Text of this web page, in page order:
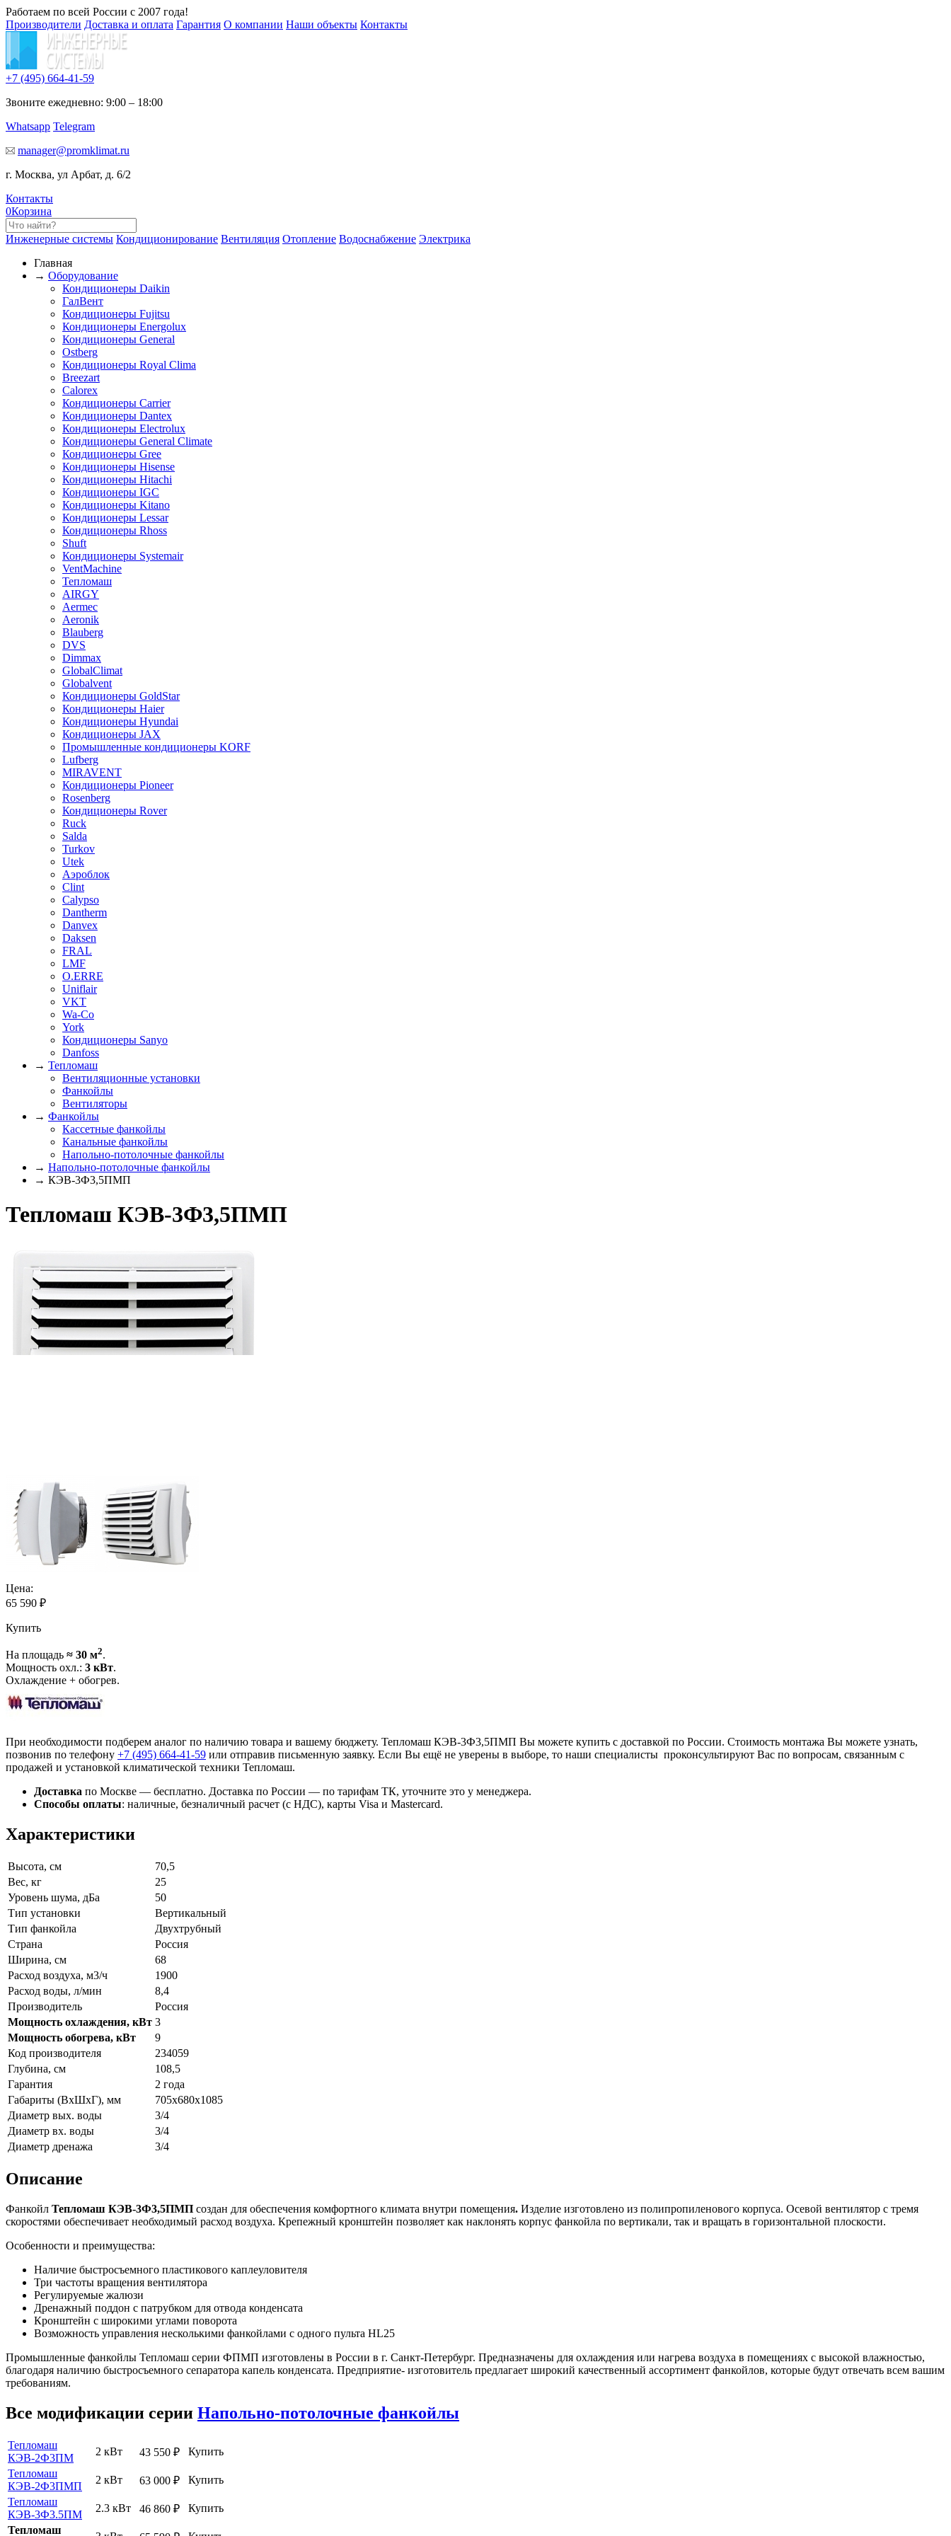
Работаем по всей России с 2007 года!
Производители Доставка и оплата Гарантия О компании Наши объекты Контакты
+7 (495) 664-41-59
Звоните ежедневно: 9:00 – 18:00
Whatsapp Telegram
manager@promklimat.ru
г. Москва, ул Арбат, д. 6/2
Контакты
0Корзина
Инженерные системы Кондиционирование Вентиляция Отопление Водоснабжение Электрика
Главная
→ Оборудование
Кондиционеры Daikin
ГалВент
Кондиционеры Fujitsu
Кондиционеры Energolux
Кондиционеры General
Ostberg
Кондиционеры Royal Clima
Breezart
Calorex
Кондиционеры Carrier
Кондиционеры Dantex
Кондиционеры Electrolux
Кондиционеры General Climate
Кондиционеры Gree
Кондиционеры Hisense
Кондиционеры Hitachi
Кондиционеры IGC
Кондиционеры Kitano
Кондиционеры Lessar
Кондиционеры Rhoss
Shuft
Кондиционеры Systemair
VentMachine
Тепломаш
AIRGY
Aermec
Aeronik
Blauberg
DVS
Dimmax
GlobalClimat
Globalvent
Кондиционеры GoldStar
Кондиционеры Haier
Кондиционеры Hyundai
Кондиционеры JAX
Промышленные кондиционеры KORF
Lufberg
MIRAVENT
Кондиционеры Pioneer
Rosenberg
Кондиционеры Rover
Ruck
Salda
Turkov
Utek
Аэроблок
Clint
Calypso
Dantherm
Danvex
Daksen
FRAL
LMF
O.ERRE
Uniflair
VKT
Wa-Co
York
Кондиционеры Sanyo
Danfoss
→ Тепломаш
Вентиляционные установки
Фанкойлы
Вентиляторы
→ Фанкойлы
Кассетные фанкойлы
Канальные фанкойлы
Напольно-потолочные фанкойлы
→ Напольно-потолочные фанкойлы
→ КЭВ-3Ф3,5ПМП
Тепломаш КЭВ-3Ф3,5ПМП
Цена:
65 590 ₽
Купить
На площадь ≈ 30 м2.
Мощность охл.: 3 кВт.
Охлаждение + обогрев.
При необходимости подберем аналог по наличию товара и вашему бюджету. Тепломаш КЭВ-3Ф3,5ПМП Вы можете купить с доставкой по России. Стоимость монтажа Вы можете узнать,
позвонив по телефону +7 (495) 664-41-59 или отправив письменную заявку. Если Вы ещё не уверены в выборе, то наши специалисты проконсультируют Вас по вопросам, связанным с
продажей и установкой климатической техники Тепломаш.
Доставка по Москве — бесплатно. Доставка по России — по тарифам ТК, уточните это у менеджера.
Способы оплаты: наличные, безналичный расчет (с НДС), карты Visa и Mastercard.
Характеристики
Высота, см
70,5
Вес, кг
25
Уровень шума, дБа
50
Тип установки
Вертикальный
Тип фанкойла
Двухтрубный
Страна
Россия
Ширина, см
68
Расход воздуха, м3/ч
1900
Расход воды, л/мин
8,4
Производитель
Россия
Мощность охлаждения, кВт 3
Мощность обогрева, кВт
9
Код производителя
234059
Глубина, см
108,5
Гарантия
2 года
Габариты (ВxШxГ), мм
705х680х1085
Диаметр вых. воды
3/4
Диаметр вх. воды
3/4
Диаметр дренажа
3/4
Описание
Фанкойл Тепломаш КЭВ-3Ф3,5ПМП создан для обеспечения комфортного климата внутри помещения. Изделие изготовлено из полипропиленового корпуса. Осевой вентилятор с тремя
скоростями обеспечивает необходимый расход воздуха. Крепежный кронштейн позволяет как наклонять корпус фанкойла по вертикали, так и вращать в горизонтальной плоскости.
Особенности и преимущества:
Наличие быстросъемного пластикового каплеуловителя
Три частоты вращения вентилятора
Регулируемые жалюзи
Дренажный поддон с патрубком для отвода конденсата
Кронштейн с широкими углами поворота
Возможность управления несколькими фанкойлами с одного пульта HL25
Промышленные фанкойлы Тепломаш серии ФПМП изготовлены в России в г. Санкт-Петербург. Предназначены для охлаждения или нагрева воздуха в помещениях с высокой влажностью,
благодаря наличию быстросъемного сепаратора капель конденсата. Предприятие- изготовитель предлагает широкий качественный ассортимент фанкойлов, которые будут отвечать всем вашим
требованиям.
Все модификации серии Напольно-потолочные фанкойлы
Тепломаш
КЭВ-2Ф3ПМ
2 кВт 43 550 ₽
Купить
Тепломаш
КЭВ-2Ф3ПМП
2 кВт 63 000 ₽
Купить
Тепломаш
КЭВ-3Ф3.5ПМ
2.3 кВт 46 860 ₽
Купить
Тепломаш